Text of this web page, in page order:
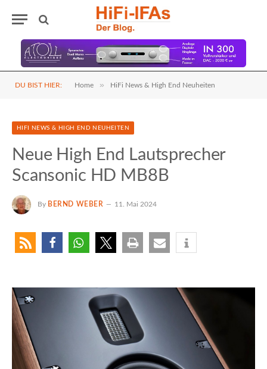
DU BIST HIER: Home » HiFi News & High End Neuheiten
HIFI NEWS & HIGH END NEUHEITEN
Neue High End Lautsprecher
Scansonic HD MB8B
By BERND WEBER 11. Mai 2024